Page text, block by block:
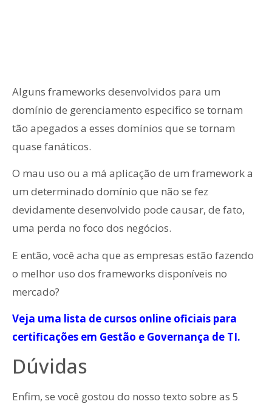
Alguns frameworks desenvolvidos para um
domínio de gerenciamento especifico se tornam
tão apegados a esses domínios que se tornam
quase fanáticos.
O mau uso ou a má aplicação de um framework a
um determinado domínio que não se fez
devidamente desenvolvido pode causar, de fato,
uma perda no foco dos negócios.
E então, você acha que as empresas estão fazendo
o melhor uso dos frameworks disponíveis no
mercado?
Veja uma lista de cursos online oficiais para
certificações em Gestão e Governança de TI.
Dúvidas
Enfim, se você gostou do nosso texto sobre as 5